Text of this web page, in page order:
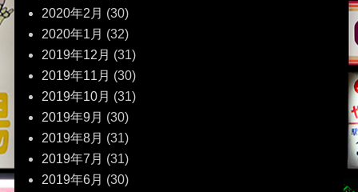
2020年2月 (30)
2020年1月 (32)
2019年12月 (31)
2019年11月 (30)
2019年10月 (31)
2019年9月 (30)
2019年8月 (31)
2019年7月 (31)
2019年6月 (30)